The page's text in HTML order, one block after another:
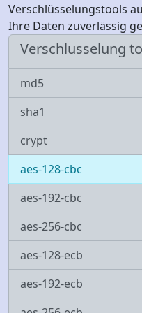
Verschlusselung
md5
sha1
crypt
aes-128-cbc
aes-192-cbc
aes-256-cbc
aes-128-ecb
aes-192-ecb
Verschlüsselungstools
Ihre Daten zuverlässig